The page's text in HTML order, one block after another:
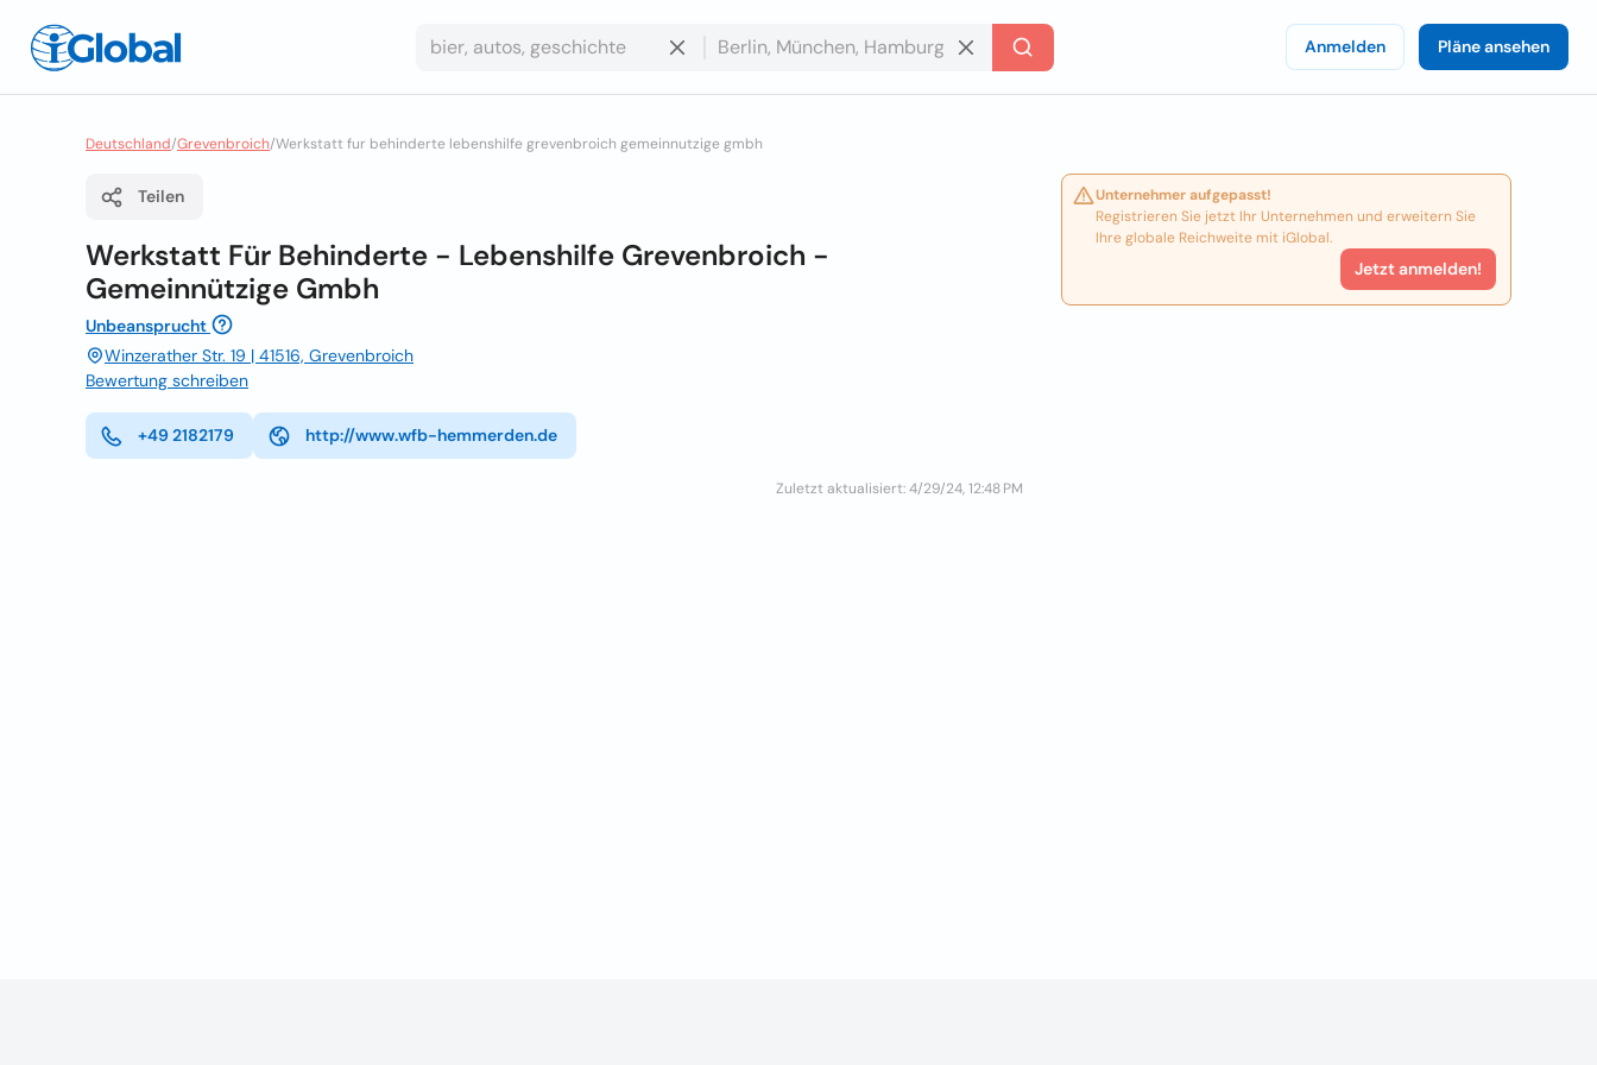
Anmelden Pläne ansehen
Deutschland/Grevenbroich/Werkstatt fur behinderte lebenshilfe grevenbroich gemeinnutzige gmbh
Teilen
Werkstatt Für Behinderte - Lebenshilfe Grevenbroich -
Gemeinnützige Gmbh
Unbeansprucht
Winzerather Str. 19 | 41516, Grevenbroich
Bewertung schreiben
+49 2182179 http://www.wfb-hemmerden.de
Zuletzt aktualisiert: 4/29/24, 12:48 PM
Unternehmer aufgepasst!
Registrieren Sie jetzt Ihr Unternehmen und erweitern Sie
Ihre globale Reichweite mit iGlobal.
Jetzt anmelden!